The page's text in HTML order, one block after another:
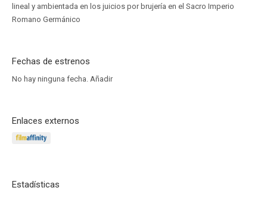
lineal y ambientada en los juicios por brujería en el Sacro Imperio
Romano Germánico
Fechas de estrenos
No hay ninguna fecha. Añadir
Enlaces externos
Estadísticas